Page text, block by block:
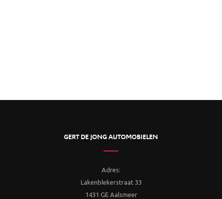
GERT DE JONG AUTOMOBIELEN
Adres:
Lakenblekerstraat 33
1431 GE Aalsmeer